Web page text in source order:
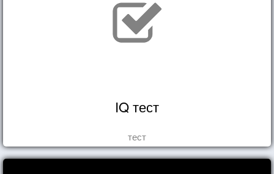
IQ тест
тест